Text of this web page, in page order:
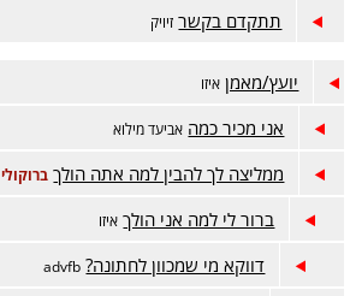
תתקדם בקשר זיויק
יועץ/מאמן איזו
אני מכיר כמה אביעד מילוא
ממליצה לך להבין למה אתה הולך ברוקולי
ברור לי למה אני הולך איזו
דווקא מי שמכוון לחתונה? advfb